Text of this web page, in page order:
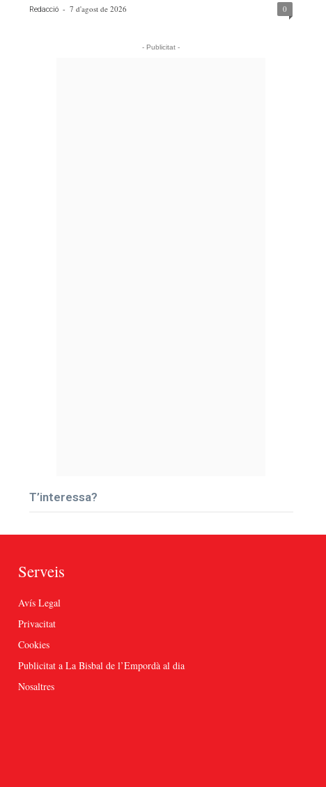
Redacció - 7 d'agost de 2026 0
- Publicitat -
T’interessa?
Serveis
Avís Legal
Privacitat
Cookies
Publicitat a La Bisbal de l’Empordà al dia
Nosaltres